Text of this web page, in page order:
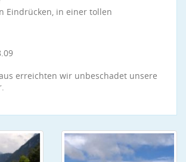
Eindrücken, in einer tollen
erreichten wir unbeschadet unsere